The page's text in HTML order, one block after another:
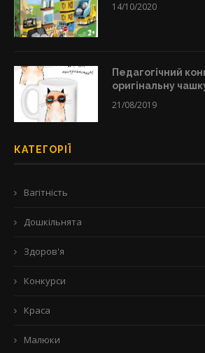
14/10/2020
Педагогічний
оригінальну
21/08/2019
КАТЕГОРІЇ
Вагітність
Дошкільнята
Здоров'я
Конкурси
Краса
Малюки